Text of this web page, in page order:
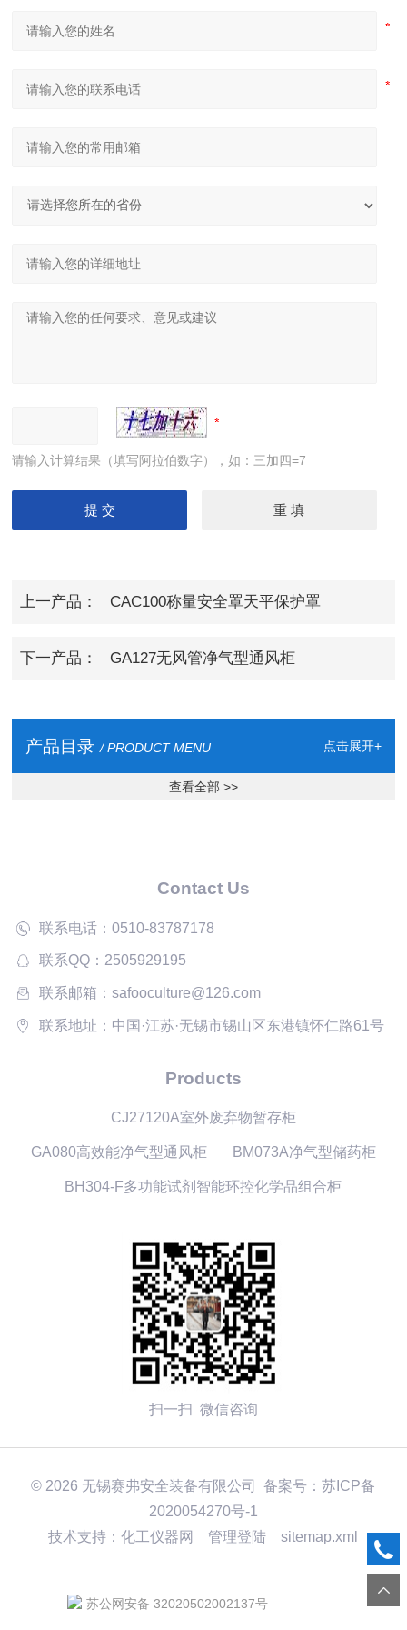
请输入计算结果（填写阿拉伯数字），如：三加四=7
上一产品： CAC100称量安全罩天平保护罩
下一产品： GA127无风管净气型通风柜
产品目录 / PRODUCT MENU 点击展开+
查看全部 >>
Contact Us
联系电话：0510-83787178
联系QQ：2505929195
联系邮箱：safooculture@126.com
联系地址：中国·江苏·无锡市锡山区东港镇怀仁路61号
Products
CJ27120A室外废弃物暂存柜
GA080高效能净气型通风柜 BM073A净气型储药柜
BH304-F多功能试剂智能环控化学品组合柜
扫一扫 微信咨询
© 2026 无锡赛弗安全装备有限公司 备案号：苏ICP备
2020054270号-1
技术支持：化工仪器网 管理登陆 sitemap.xml
苏公网安备 32020502002137号